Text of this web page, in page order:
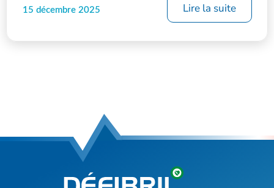
15 décembre 2025 Lire la suite